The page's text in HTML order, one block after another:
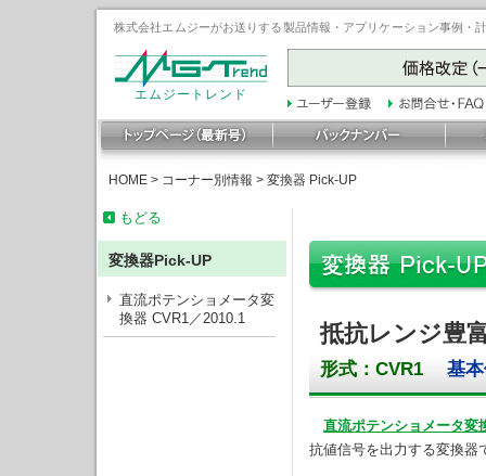
株式会社エムジーがお送りする製品情報・アプリケーション事例
エムジートレンド
HOME > コーナー別情報 > 変換器 Pick-UP
もどる
変換器Pick-UP
直流ポテンショメータ変
換器 CVR1／2010.1
抵抗レンジ豊
形式：CVR1 基本
直流ポテンショメータ変
抗値信号を出力する変換器